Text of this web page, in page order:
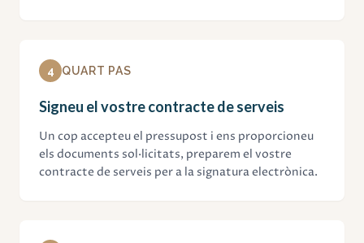
4 QUART PAS
Signeu el vostre contracte de serveis
Un cop accepteu el pressupost i ens proporcioneu
els documents sol·licitats, preparem el vostre
contracte de serveis per a la signatura electrònica.